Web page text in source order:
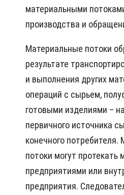
материальными
производства и
Материальные потоки
результате
и выполнения других
операций с сырьем,
готовыми изделиями –
первичного источника
конечного потребителя.
потоки могут
предприятиями или
предприятия.